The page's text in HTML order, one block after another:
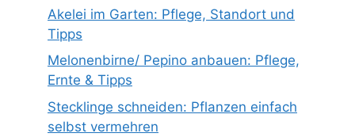
Akelei im Garten: Pflege, Standort und
Tipps
Melonenbirne/ Pepino anbauen: Pflege,
Ernte & Tipps
Stecklinge schneiden: Pflanzen einfach
selbst vermehren